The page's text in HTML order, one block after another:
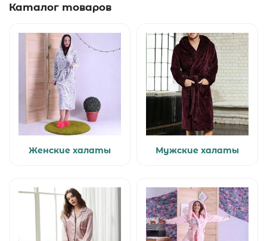
Каталог товаров
Женские халаты Мужские халаты